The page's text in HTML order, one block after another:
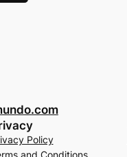
Policy
and Conditions